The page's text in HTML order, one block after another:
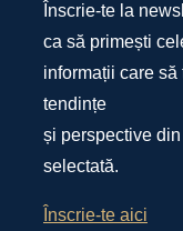
Înscrie-te la
ca să primești
informații care să
tendințe
și perspective
selectată.
Înscrie-te aici